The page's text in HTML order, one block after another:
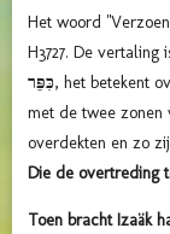
Het woord
H3727. De
כִּפֵּר, het betekent
met de twee
overdekten en zo
Die de overtreding
Toen bracht Izaäk